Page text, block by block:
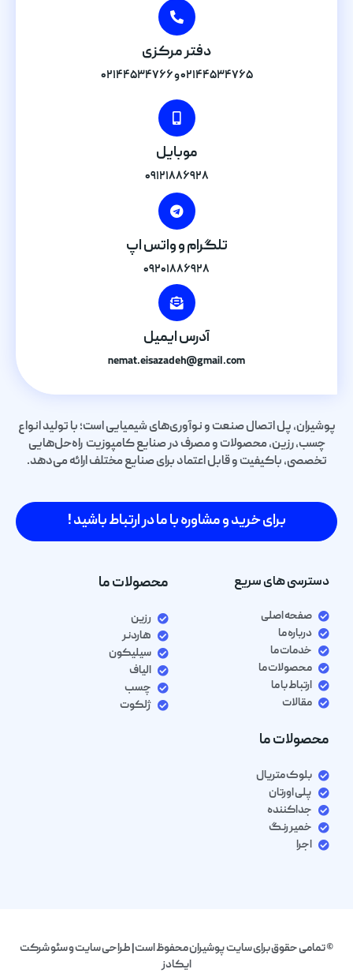
دفتر مرکزی
۰۲۱۴۴۵۳۴۷۶۵ و ۰۲۱۴۴۵۳۴۷۶۶
موبایل
۰۹۱۲۱۸۸۶۹۲۸
تلگرام و واتس اپ
۰۹۲۰۱۸۸۶۹۲۸
آدرس ایمیل
nemat.eisazadeh@gmail.com
پوشیران، پل اتصال صنعت و نوآوری‌های شیمیایی است؛ با تولید انواع
چسب، رزین، محصولات و مصرف در صنایع کامپوزیت راه‌حل‌هایی
تخصصی، باکیفیت و قابل اعتماد برای صنایع مختلف ارائه می‌دهد.
برای خرید و مشاوره با ما در ارتباط باشید !
دسترسی های سریع
صفحه اصلی
درباره ما
خدمات ما
محصولات ما
ارتباط با ما
مقالات
محصولات ما
رزین
هاردنر
سیلیکون
الیاف
چسب
ژلکوت
محصولات ما
بلوک متریال
پلی اورتان
جداکننده
خمیر رنگ
اجرا
© تمامی حقوق برای سایت پوشیران محفوظ است| طراحی سایت و سئو شرکت
ایکادز